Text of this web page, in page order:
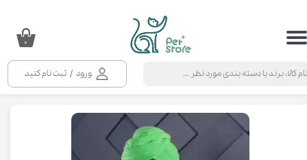
ورود / ثبت نام کنید
حساب کاربری من
خروج از حساب کاربری
۰